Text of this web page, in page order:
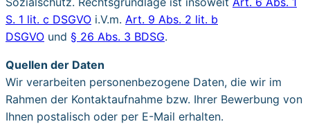
S. 1 lit. c DSGVO i.V.m. Art. 9 Abs. 2 lit. b
DSGVO und § 26 Abs. 3 BDSG.
Quellen der Daten
Wir verarbeiten personenbezogene Daten, die wir im
Rahmen der Kontaktaufnahme bzw. Ihrer Bewerbung von
Ihnen postalisch oder per E-Mail erhalten.